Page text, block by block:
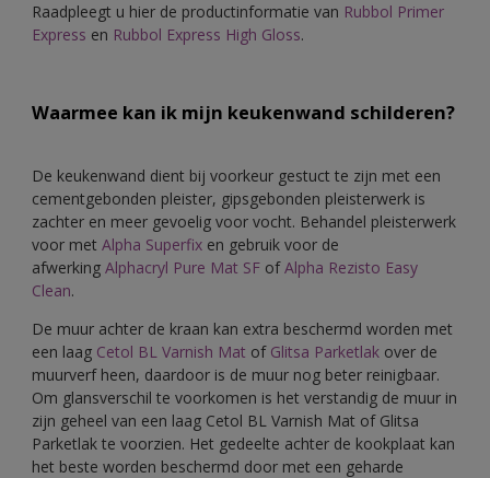
Raadpleegt u hier de productinformatie van Rubbol Primer
Express en Rubbol Express High Gloss.
Waarmee kan ik mijn keukenwand schilderen?
De keukenwand dient bij voorkeur gestuct te zijn met een
cementgebonden pleister, gipsgebonden pleisterwerk is
zachter en meer gevoelig voor vocht. Behandel pleisterwerk
voor met Alpha Superfix en gebruik voor de
afwerking Alphacryl Pure Mat SF ofAlpha Rezisto Easy
Clean.
De muur achter de kraan kan extra beschermd worden met
een laag Cetol BL Varnish Mat of Glitsa Parketlak over de
muurverf heen, daardoor is de muur nog beter reinigbaar.
Om glansverschil te voorkomen is het verstandig de muur in
zijn geheel van een laag Cetol BL Varnish Mat of Glitsa
Parketlak te voorzien. Het gedeelte achter de kookplaat kan
het beste worden beschermd door met een geharde